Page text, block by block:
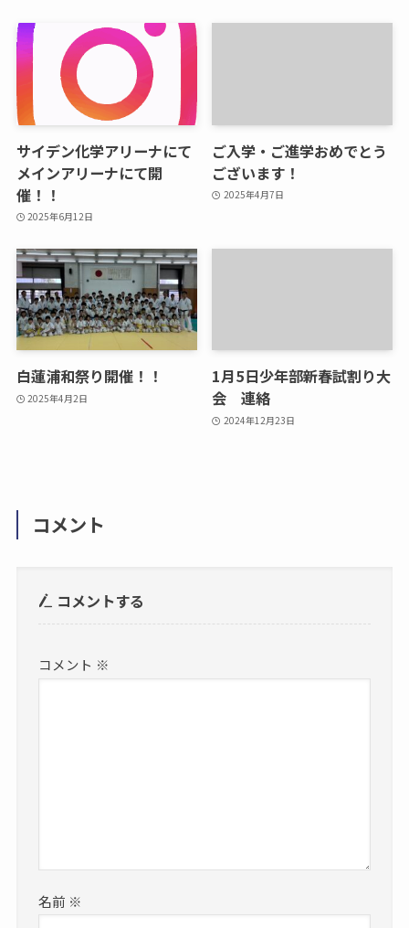
サイデン化学アリーナにて
メインアリーナにて開
催！！
2025年6月12日
ご入学・ご進学おめでとう
ございます！
2025年4月7日
白蓮浦和祭り開催！！
2025年4月2日
1月5日少年部新春試割り大
会 連絡
2024年12月23日
コメント
コメントする
コメント ※
名前 ※